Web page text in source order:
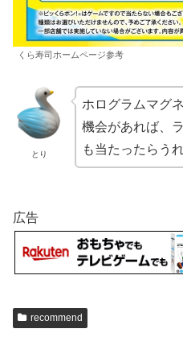
くら寿司ホームページ参考
とり
ホログラムマグ
機会があれば、
も当たったらう
広告
recommend